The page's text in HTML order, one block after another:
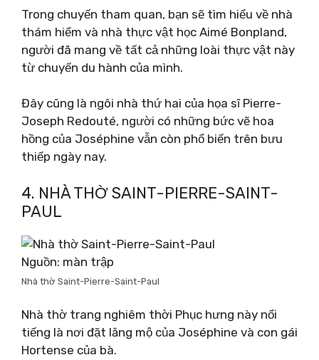
Trong chuyến tham quan, bạn sẽ tìm hiểu về nhà
thám hiểm và nhà thực vật học Aimé Bonpland,
người đã mang về tất cả những loài thực vật này
từ chuyến du hành của mình.
Đây cũng là ngôi nhà thứ hai của họa sĩ Pierre-
Joseph Redouté, người có những bức vẽ hoa
hồng của Joséphine vẫn còn phổ biến trên bưu
thiếp ngày nay.
4. NHÀ THỜ SAINT-PIERRE-SAINT-
PAUL
Nguồn: màn trập
Nhà thờ Saint-Pierre-Saint-Paul
Nhà thờ trang nghiêm thời Phục hưng này nổi
tiếng là nơi đặt lăng mộ của Joséphine và con gái
Hortense của bà.